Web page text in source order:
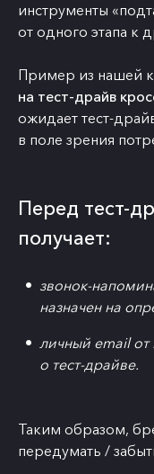
инструменты
от одного этапа к
Пример из нашей
на тест-драйв
ожидает тест-
в поле зрения
Перед тест-
получает:
звонок-
назначен на
личный email
о тест-драйве.
Таким образом,
передумать /